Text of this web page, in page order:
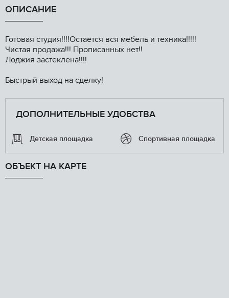
ОПИСАНИЕ
Готовая студия!!!!Остаётся вся мебель и техника!!!!!
Чистая продажа!!! Прописанных нет!!
Лоджия застеклена!!!!
Быстрый выход на сделку!
ДОПОЛНИТЕЛЬНЫЕ УДОБСТВА
Детская площадка Спортивная площадка
ОБЪЕКТ НА КАРТЕ